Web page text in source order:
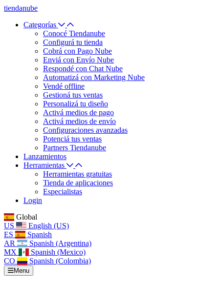
tiendanube
Categorías
Conocé Tiendanube
Configurá tu tienda
Cobrá con Pago Nube
Enviá con Envío Nube
Respondé con Chat Nube
Automatizá con Marketing Nube
Vendé offline
Gestioná tus ventas
Personalizá tu diseño
Activá medios de pago
Activá medios de envío
Configuraciones avanzadas
Potenciá tus ventas
Partners Tiendanube
Lanzamientos
Herramientas
Herramientas gratuitas
Tienda de aplicaciones
Especialistas
Login
Global
US
English (US)
ES
Spanish
AR
Spanish (Argentina)
MX
Spanish (Mexico)
CO
Spanish (Colombia)
Menu